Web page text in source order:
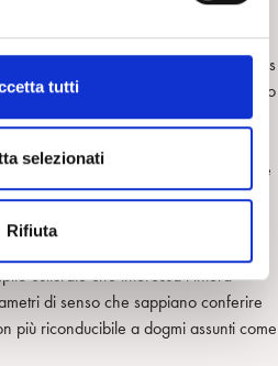
tutti
selezionati
Rifiuta
la medesima nel suo compito di
senza la quale vi sarebbe un caos
pulsione di morte, come possiamo
alle varie forme di dipendenza,
essere appannaggio dei soli padri
condivisa, sia in ambito familiare che
che astrae dalla concretezza
rappresenta la testimonianza
culturale che interessa l’intera
di senso che sappiano conferire
più riconducibile a dogmi assunti come